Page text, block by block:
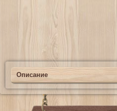
Описание